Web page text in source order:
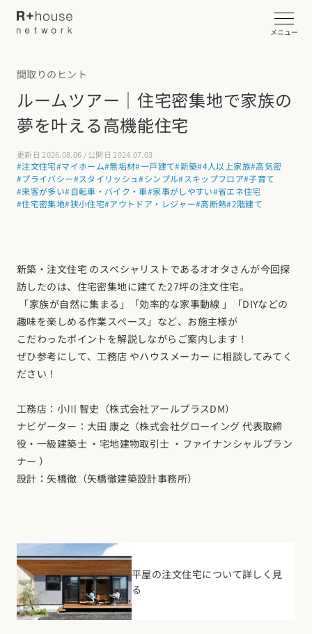
メニュー
イベント・見学会を探す
カタログ請求する
近くの工務店に相談する
性能
デザイン
家づくりの流れ
コストパフォーマンス
アフターサポート
建築家
北海道・東北エリア
北海道青森県岩手県 宮城県秋田県山形県福島県
関東エリア
東京都
甲信越・北陸エリア
新潟県富山県石川県 福井県山梨県長野県
東海エリア
大阪府兵庫県京都府
中国エリア
広島県岡山県鳥取県
施工事例
施工事例一覧
平屋
狭小住宅
二世帯住宅
フォトギャラリー
設計した建築家の想い
R+houseの間取り
【特集】平屋の注文住宅
動画で学ぶ注文住宅
家づくりのお勉強
デザイン
家づくりコラム一覧
注文住宅の基礎知識
周辺環境
間取りのヒント
施工事例
エリア別注文住宅
北海道・東北エリア
北海道青森県岩手県宮城県秋田県
東京都神奈川県埼玉県
甲信越・北陸エリア
新潟県富山県石川県
間取りのヒント
ルームツアー｜住宅密集地で家族の
夢を叶える高機能住宅
更新日 2026.08.06 / 公開日 2024.07.03
#注文住宅#マイホーム#無垢材#一戸建て#新築#4人以上家族#高気密
#プライバシー#スタイリッシュ#シンプル#スキップフロア#子育て
#来客が多い#自転車・バイク・車#家事がしやすい#省エネ住宅
#住宅密集地#狭小住宅#アウトドア・レジャー#高断熱#2階建て
新築・注文住宅 のスペシャリストであるオオタさんが今回探
訪したのは、住宅密集地に建てた27坪の注文住宅。
「家族が自然に集まる」「効率的な家事動線 」「DIYなどの
趣味を楽しめる作業スペース」など、お施主様が
こだわったポイントを解説しながらご案内します！
ぜひ参考にして、工務店 やハウスメーカー に相談してみてく
ださい！
工務店：小川 智史（株式会社アールプラスDM）
ナビゲーター：大田 康之（株式会社グローイング 代表取締
役・一級建築士 ・宅地建物取引士 ・ファイナンシャルプラン
ナー ）
設計：矢橋徹（矢橋徹建築設計事務所）
平屋の注文住宅について詳しく見
る